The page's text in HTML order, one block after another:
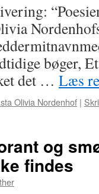
bøger,
det … Læs
Olivia Nordenhof |
og
findes